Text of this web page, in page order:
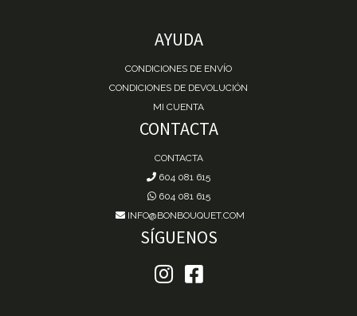
AYUDA
CONDICIONES DE ENVÍO
CONDICIONES DE DEVOLUCIÓN
MI CUENTA
CONTACTA
CONTACTA
604 081 615
604 081 615
INFO@BONBOUQUET.COM
SÍGUENOS